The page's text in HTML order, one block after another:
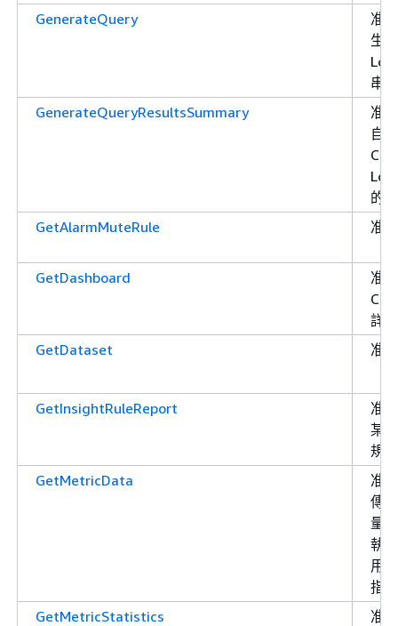
GenerateQuery
准
生
串
GenerateQueryResultsSummary
准
自
的
GetAlarmMuteRule
准
GetDashboard
准
詳
GetDataset
准
GetInsightRuleReport
准
某
規
GetMetricData
准
傳
量
執
用
指
GetMetricStatistics
准